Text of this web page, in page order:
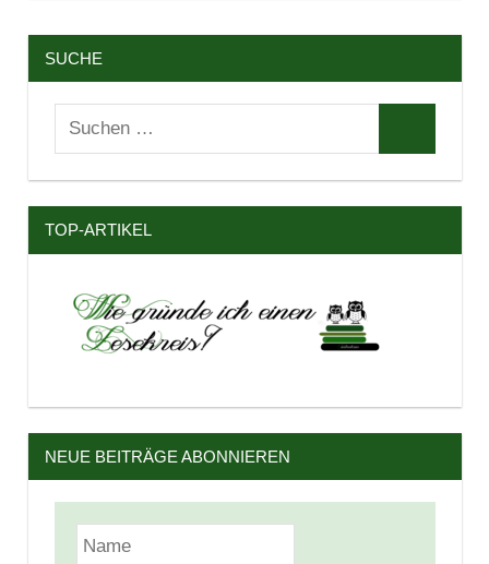
SUCHE
Suchen
TOP-ARTIKEL
NEUE BEITRÄGE ABONNIEREN